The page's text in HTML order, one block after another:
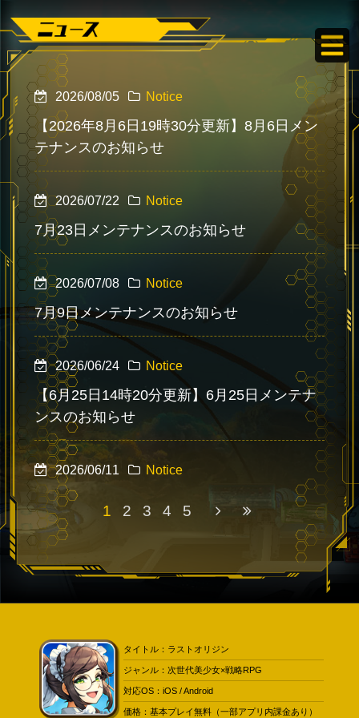
2026/08/05 Notice
【2026年8月6日19時30分更新】8月6日メン
テナンスのお知らせ
2026/07/22 Notice
7月23日メンテナンスのお知らせ
2026/07/08 Notice
7月9日メンテナンスのお知らせ
2026/06/24 Notice
【6月25日14時20分更新】6月25日メンテナ
ンスのお知らせ
2026/06/11 Notice
6月12日臨時メンテナンスのお知らせ
1 2 3 4 5
タイトル：ラストオリジン
ジャンル：次世代美少女×戦略RPG
対応OS：iOS / Android
価格：基本プレイ無料（一部アプリ内課金あり）